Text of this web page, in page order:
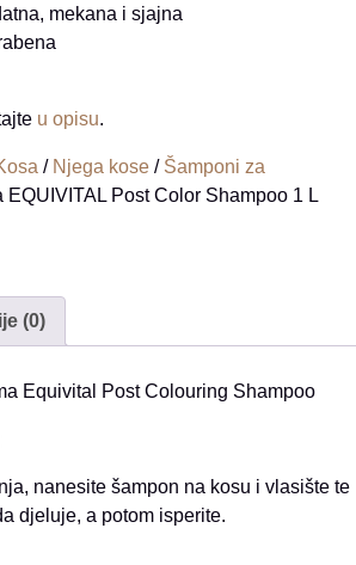
mekana i sjajna
u opisu.
/ Njega kose / Šamponi za
EQUIVITAL Post Color Shampoo 1 L
(0)
Equivital Post Colouring Shampoo
nanesite šampon na kosu i vlasište te
djeluje, a potom isperite.